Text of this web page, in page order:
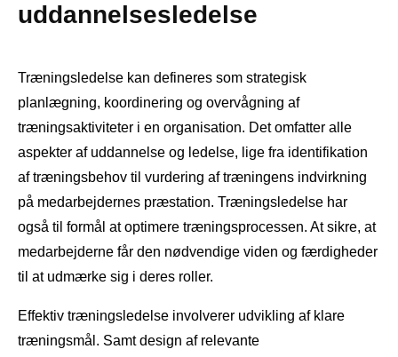
uddannelsesledelse
Træningsledelse kan defineres som strategisk
planlægning, koordinering og overvågning af
træningsaktiviteter i en organisation. Det omfatter alle
aspekter af uddannelse og ledelse, lige fra identifikation
af træningsbehov til vurdering af træningens indvirkning
på medarbejdernes præstation. Træningsledelse har
også til formål at optimere træningsprocessen. At sikre, at
medarbejderne får den nødvendige viden og færdigheder
til at udmærke sig i deres roller.
Effektiv træningsledelse involverer udvikling af klare
træningsmål. Samt design af relevante